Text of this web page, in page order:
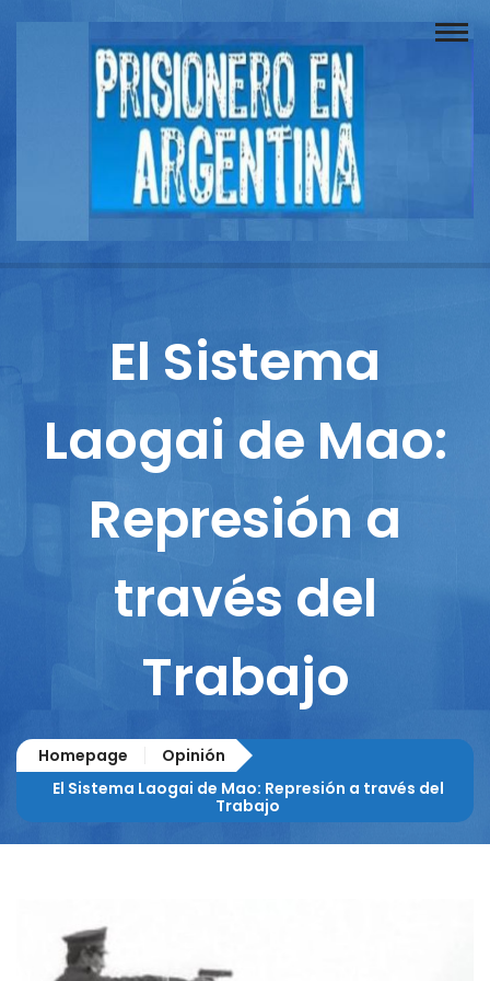
Buscador
Documentos
Columnistas
El Sistema
Laogai de Mao:
Represión a
través del
Trabajo
Homepage
Opinión
El Sistema Laogai de Mao: Represión a través del
Trabajo